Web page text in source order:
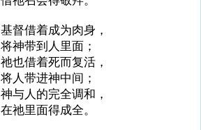
基督借着成为肉身，
将神带到人里面；
祂也借着死而复活，
将人带进神中间；
神与人的完全调和，
在祂里面得成全。